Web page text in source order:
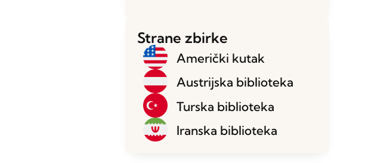
Strane zbirke
Američki kutak
Austrijska biblioteka
Turska biblioteka
Iranska biblioteka